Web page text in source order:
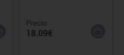
Precio
18.09€